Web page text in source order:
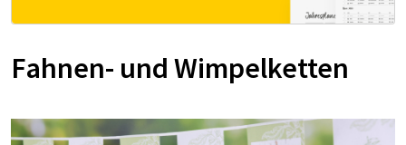
Fahnen- und Wimpelketten